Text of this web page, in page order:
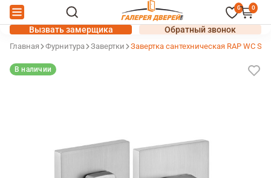
0 0
Вызвать замерщика Обратный звонок
Главная Фурнитура Завертки Завертка сантехническая RAP WC
В наличии